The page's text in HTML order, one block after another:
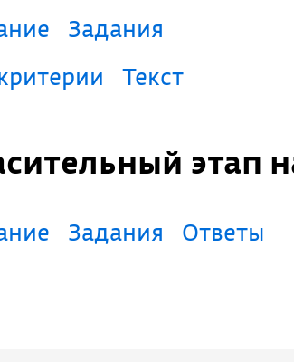
Задания
Текст
Задания
Ответы